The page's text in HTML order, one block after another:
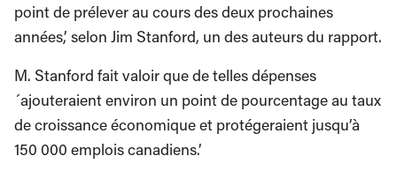
point de prélever au cours des deux prochaines
années,’ selon Jim Stanford, un des auteurs du rapport.
M. Stanford fait valoir que de telles dépenses
´ajouteraient environ un point de pourcentage au taux
de croissance économique et protégeraient jusqu’à
150 000 emplois canadiens.’